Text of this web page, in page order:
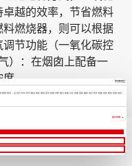
用情况，这些合作伙伴可能会将此类信息与您提供给他们或他们在您使用其服务的过程中收集的其他信息相结合。
显示详情
越的效率，节省燃料
燃烧器，则可以根据
节功能（一氧化碳控
）：在烟囱上配备一
。